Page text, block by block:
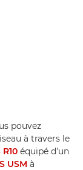
pouvez
à travers le
équipé d'un
USM à